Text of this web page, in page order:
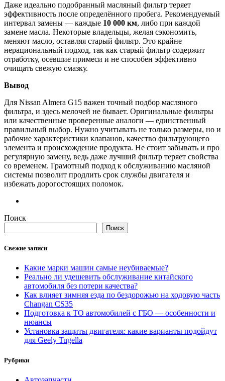
Даже идеально подобранный масляный фильтр теряет
эффективность после определённого пробега. Рекомендуемый
интервал замены — каждые 10 000 км, либо при каждой
замене масла. Некоторые владельцы, желая сэкономить,
меняют масло, оставляя старый фильтр. Это крайне
нерациональный подход, так как старый фильтр содержит
отработку, осевшие примеси и не способен эффективно
очищать свежую смазку.
Вывод
Для Nissan Almera G15 важен точный подбор масляного
фильтра, и здесь мелочей не бывает. Оригинальные фильтры
или качественные проверенные аналоги — единственный
правильный выбор. Нужно учитывать не только размеры, но и
рабочие характеристики клапанов, качество фильтрующего
элемента и происхождение продукта. Не стоит забывать и про
регулярную замену, ведь даже лучший фильтр теряет свойства
со временем. Грамотный подход к обслуживанию масляной
системы позволит продлить срок службы двигателя и
избежать дорогостоящих поломок.
Поиск
Поиск
Свежие записи
Какие марки машин самые неубиваемые?
Реально ли удешевить обслуживание китайского
автомобиля без потери качества?
Как влияет зимняя езда по бездорожью на ходовую часть
Changan CS35
Подготовка к ТО автомобилей с ГБО — особенности и
нюансы
Установка защиты двигателя: какие варианты подойдут
для Geely Tugella
Рубрики